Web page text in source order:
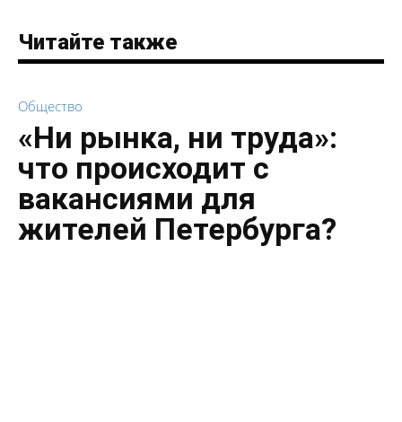
Читайте также
Общество
«Ни рынка, ни труда»:
что происходит с
вакансиями для
жителей Петербурга?